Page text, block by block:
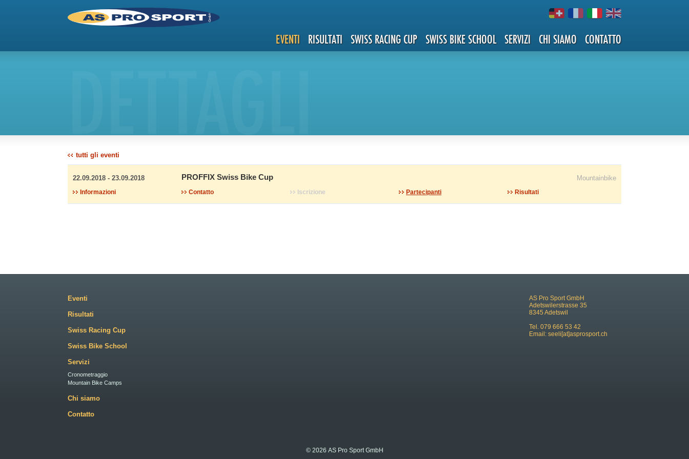
EVENTI RISULTATI SWISS RACING CUP SWISS BIKE SCHOOL SERVIZI CHI SIAMO CONTATTO
tutti gli eventi
22.09.2018 - 23.09.2018 Mountainbike
PROFFIX Swiss Bike Cup
Informazioni Contatto Iscrizione Partecipanti Risultati
AS Pro Sport GmbH
Adetswilerstrasse 35
8345 Adetswil
Tel. 079 666 53 42
Email: seeli[at]asprosport.ch
Eventi
Risultati
Swiss Racing Cup
Swiss Bike School
Servizi
Cronometraggio
Mountain Bike Camps
Chi siamo
Contatto
© 2026 AS Pro Sport GmbH